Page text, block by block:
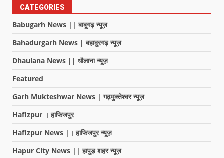
CATEGORIES
Babugarh News || बाबूगढ़ न्यूज़
Bahadurgarh News | बहादुरगढ़ न्यूज़
Dhaulana News || धौलाना न्यूज़
Featured
Garh Mukteshwar News | गढ़मुक्तेश्वर न्यूज़
Hafizpur । हाफिजपुर
Hafizpur News |। हाफिजपुर न्यूज़
Hapur City News || हापुड़ शहर न्यूज़